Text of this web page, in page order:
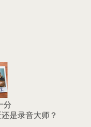
分
是录音大师？